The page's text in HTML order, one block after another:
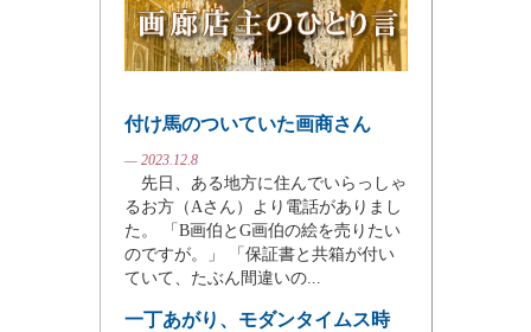
付け馬のついていた画商さん
— 2023.12.8
先日、ある地方に住んでいらっしゃ
るお方（Aさん）より電話がありまし
た。 「B画伯とG画伯の絵を売りたい
のですが。」 「保証書と共箱が付い
ていて、たぶん間違いの...
一丁あがり、モダンタイムス時